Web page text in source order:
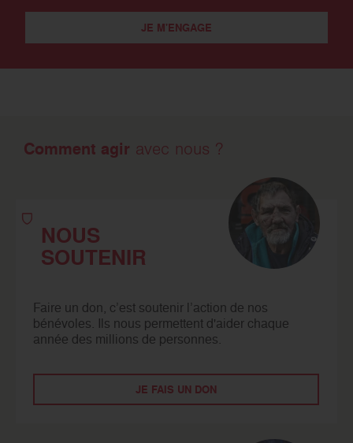
JE M'ENGAGE
Comment agir avec nous ?
NOUS
SOUTENIR
Faire un don, c’est soutenir l’action de nos
bénévoles. Ils nous permettent d'aider chaque
année des millions de personnes.
JE FAIS UN DON